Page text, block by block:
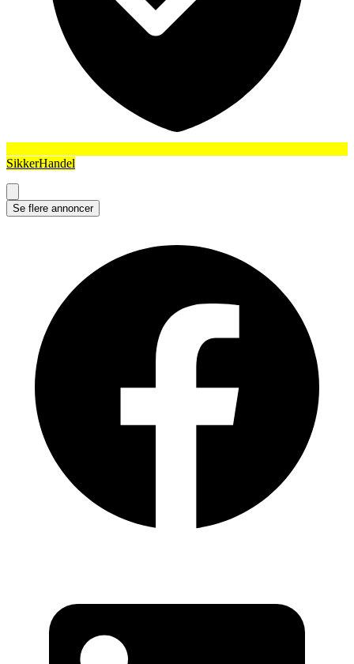
SikkerHandel
Se flere annoncer